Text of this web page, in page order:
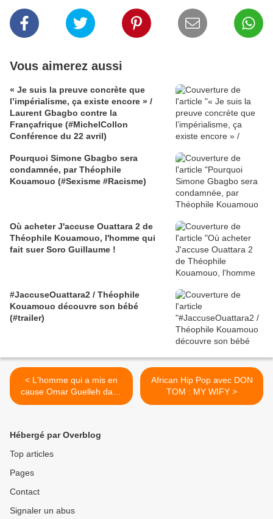
Vous aimerez aussi
« Je suis la preuve concrète que
l’impérialisme, ça existe encore » /
Laurent Gbagbo contre la
Françafrique (#MichelCollon
Conférence du 22 avril)
Pourquoi Simone Gbagbo sera
condamnée, par Théophile
Kouamouo (#Sexisme #Racisme)
Où acheter J'accuse Ouattara 2 de
Théophile Kouamouo, l'homme qui
fait suer Soro Guillaume !
#JaccuseOuattara2 / Théophile
Kouamouo découvre son bébé
(#trailer)
< L'homme qui a mis en
cause Omar Guelleh dans
l'affaire Borrel risque
African Hip Pop avec DON
TOM : MY WIFY >
Hébergé par Overblog
Top articles
Pages
Contact
Signaler un abus